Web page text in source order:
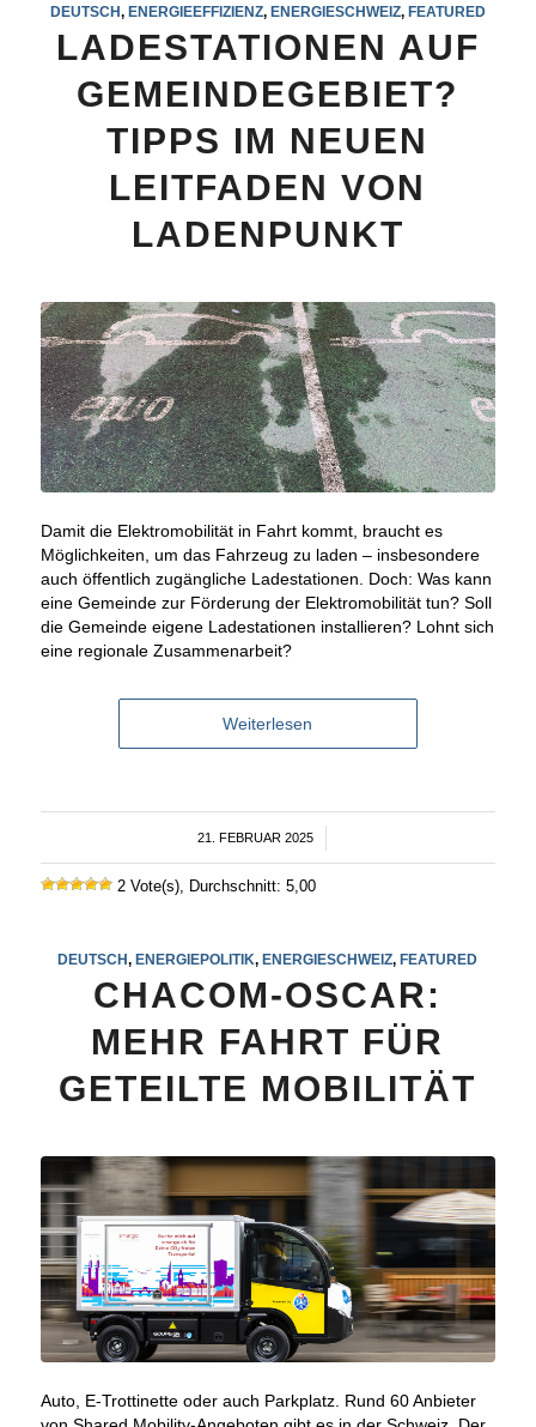
DEUTSCH ENERGIEEFFIZIENZ, ENERGIESCHWEIZ, FEATURED
LADESTATIONEN AUF
GEMEINDEGEBIET?
TIPPS IM NEUEN
LEITFADEN VON
LADENPUNKT
Damit die Elektromobilität in Fahrt kommt, braucht es
Möglichkeiten, um das Fahrzeug zu laden – insbesondere
auch öffentlich zugängliche Ladestationen. Doch: Was kann
eine Gemeinde zur Förderung der Elektromobilität tun? Soll
die Gemeinde eigene Ladestationen installieren? Lohnt sich
eine regionale Zusammenarbeit?
Weiterlesen
21. FEBRUAR 2025
/
2 Vote(s), Durchschnitt: 5,00
DEUTSCH, ENERGIEPOLITIK, ENERGIESCHWEIZ, FEATURED
CHACOM-OSCAR:
MEHR FAHRT FÜR
GETEILTE MOBILITÄT
Auto, E-Trottinette oder auch Parkplatz. Rund 60 Anbieter